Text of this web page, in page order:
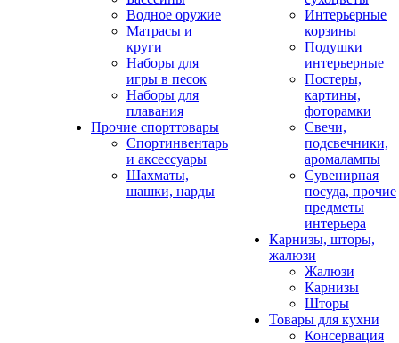
Водное оружие
Матрасы и
круги
Наборы для
игры в песок
Наборы для
плавания
Прочие спорттовары
Спортинвентарь
и аксессуары
Шахматы,
шашки, нарды
Интерьерные
корзины
Подушки
интерьерные
Постеры,
картины,
фоторамки
Свечи,
подсвечники,
аромалампы
Сувенирная
посуда, прочие
предметы
интерьера
Карнизы, шторы,
жалюзи
Жалюзи
Карнизы
Шторы
Товары для кухни
Консервация